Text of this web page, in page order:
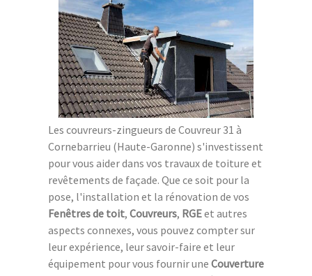
Les couvreurs-zingueurs de Couvreur 31 à
Cornebarrieu (Haute-Garonne) s'investissent
pour vous aider dans vos travaux de toiture et
revêtements de façade. Que ce soit pour la
pose, l'installation et la rénovation de vos
Fenêtres de toit, Couvreurs, RGEet autres
aspects connexes, vous pouvez compter sur
leur expérience, leur savoir-faire et leur
équipement pour vous fournir une Couverture